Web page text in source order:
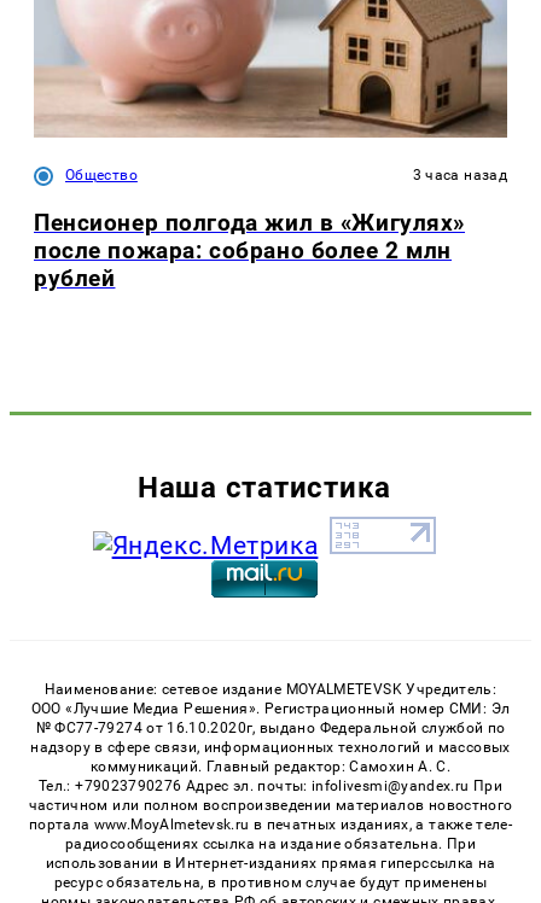
Общество 3 часа назад
Пенсионер полгода жил в «Жигулях»
после пожара: собрано более 2 млн
рублей
Наша статистика
Наименование: сетевое издание MOYALMETEVSK Учредитель:
ООО «Лучшие Медиа Решения». Регистрационный номер СМИ: Эл
№ ФС77-79274 от 16.10.2020г, выдано Федеральной службой по
надзору в сфере связи, информационных технологий и массовых
коммуникаций. Главный редактор: Самохин А. С.
Тел.: +79023790276 Адрес эл. почты: infolivesmi@yandex.ru При
частичном или полном воспроизведении материалов новостного
портала www.MoyAlmetevsk.ru в печатных изданиях, а также теле-
радиосообщениях ссылка на издание обязательна. При
использовании в Интернет-изданиях прямая гиперссылка на
ресурс обязательна, в противном случае будут применены